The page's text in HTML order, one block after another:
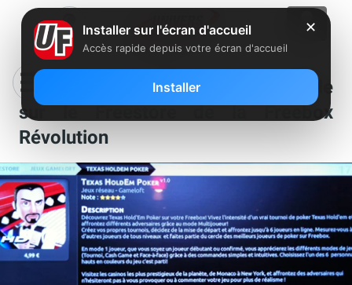
Texas Hold’em Poker est disponible
sur le Freestore de la Freebox
Révolution
✕
Installer sur l'écran d'accueil
Accès rapide depuis votre écran d'accueil
Installer